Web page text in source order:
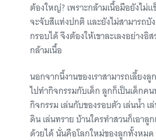
ต้องใหญ่? เพราะกล้ามเนื้อมือยังไม่
จะจับสีแท่งปกติ และยังไม่สามารถบั
กรอบได้ จึงต้องให้เขาละเลงอย่างอิ
กล้ามเนื้อ
นอกจากนี้งานของเราสามารถเลี้ยง
ไปทำกิจกรรมกับเด็ก ลูกก็เป็นเด็กค
กิจกรรม เล่นกับของรอบตัว เล่นน้ำ เ
ดิน เล่นทราย บ้านใครทำสวนก็เอาลูก
ด้วยได้ นั่นคือโลกใหม่ของลูกทั้งหม